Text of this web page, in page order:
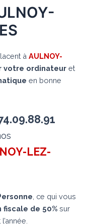
à AULNOY-
votre ordinateur et
en bonne
LEZ-
, ce qui vous
de 50% sur